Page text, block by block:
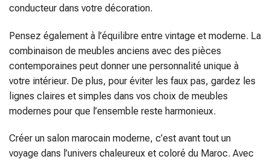
conducteur dans votre décoration.
Pensez également à l’équilibre entre vintage et moderne. La
combinaison de meubles anciens avec des pièces
contemporaines peut donner une personnalité unique à
votre intérieur. De plus, pour éviter les faux pas, gardez les
lignes claires et simples dans vos choix de meubles
modernes pour que l’ensemble reste harmonieux.
Créer un salon marocain moderne, c’est avant tout un
voyage dans l’univers chaleureux et coloré du Maroc. Avec